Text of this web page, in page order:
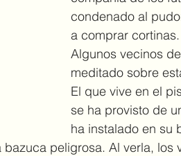
condenado al
a comprar cortinas.
Algunos vecinos
meditado sobre
El que vive en el
se ha provisto de
ha instalado en su
peligrosa. Al verla, los